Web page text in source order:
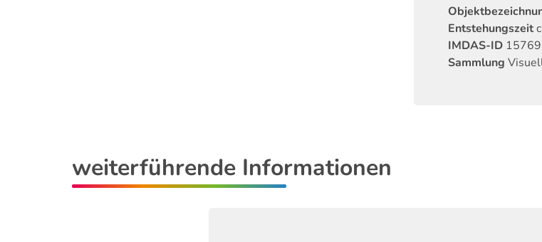
Entstehungszeit
IMDAS-ID
Sammlung
weiterführende Informationen